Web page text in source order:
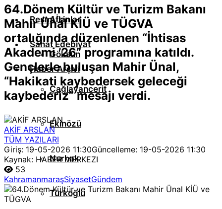
Afşin
Göksun
Çağlayancerit
Ekinözü
Nurhak
Türkoğlu
Resmi İlanlar
Sanat Edebiyat
Haber Arşivi
64.Dönem Kültür ve Turizm Bakanı
Mahir Ünal KİÜ ve TÜGVA
ortalığında düzenlenen “İhtisas
Akademi ’26” programına katıldı.
Gençlerle buluşan Mahir Ünal,
“Hakikati kaybedersek geleceği
kaybederiz” mesajı verdi.
AKİF ARSLAN
TÜM YAZILARI
Giriş: 19-05-2026 11:30Güncelleme: 19-05-2026 11:30
Kaynak: HABER MERKEZI
53
KahramanmaraşSiyasetGündem